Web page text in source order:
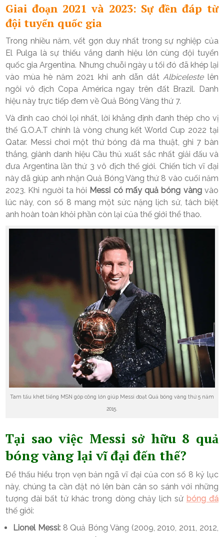
Giai đoạn 2021 và 2023: Sự đền đáp từ
đội tuyển quốc gia
Trong nhiều năm, vết gợn duy nhất trong sự nghiệp của
El Pulga là sự thiếu vắng danh hiệu lớn cùng đội tuyển
quốc gia Argentina. Nhưng chuỗi ngày u tối đó đã khép lại
vào mùa hè năm 2021 khi anh dẫn dắt Albicelestelên
ngôi vô địch Copa América ngay trên đất Brazil. Danh
hiệu này trực tiếp đem về Quả Bóng Vàng thứ 7.
Và đỉnh cao chói lọi nhất, lời khẳng định đanh thép cho vị
thế G.O.A.T chính là vòng chung kết World Cup 2022 tại
Qatar. Messi chơi một thứ bóng đá ma thuật, ghi 7 bàn
thắng, giành danh hiệu Cầu thủ xuất sắc nhất giải đấu và
đưa Argentina lần thứ 3 vô địch thế giới. Chiến tích vĩ đại
này đã giúp anh nhận Quả Bóng Vàng thứ 8 vào cuối năm
2023. Khi người ta hỏi Messi có mấy quả bóng vàngvào
lúc này, con số 8 mang một sức nặng lịch sử, tách biệt
anh hoàn toàn khỏi phần còn lại của thế giới thể thao.
Tam tấu khét tiếng MSN góp công lớn giúp Messi đoạt Quả bóng vàng thứ 5 năm
2015.
Tại sao việc Messi sở hữu 8 quả
bóng vàng lại vĩ đại đến thế?
Để thấu hiểu trọn vẹn bản ngã vĩ đại của con số 8 kỷ lục
này, chúng ta cần đặt nó lên bàn cân so sánh với những
tượng đài bất tử khác trong dòng chảy lịch sử bóng đá
thế giới:
Lionel Messi:8 Quả Bóng Vàng (2009, 2010, 2011, 2012,